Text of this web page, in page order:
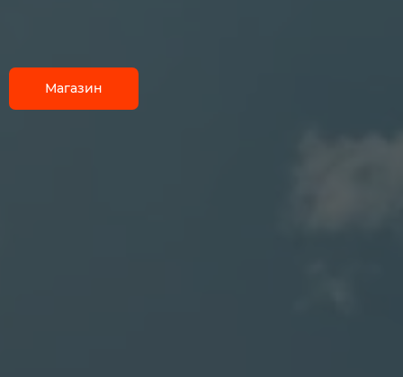
Магазин